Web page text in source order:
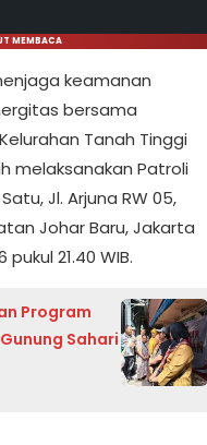
MEMBACA
keamanan
bersama
Tanah Tinggi
melaksanakan Patroli
Jl. Arjuna RW 05,
Johar Baru, Jakarta
21.40 WIB.
Program
Sahari